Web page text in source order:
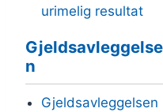
urimelig resultat
Gjeldsavleggelse
n
Gjeldsavleggelsen